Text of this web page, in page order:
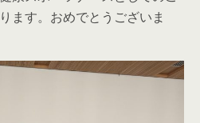
ます。おめでとうございま